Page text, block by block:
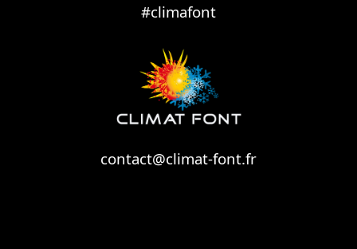
#climafont
contact@climat-font.fr